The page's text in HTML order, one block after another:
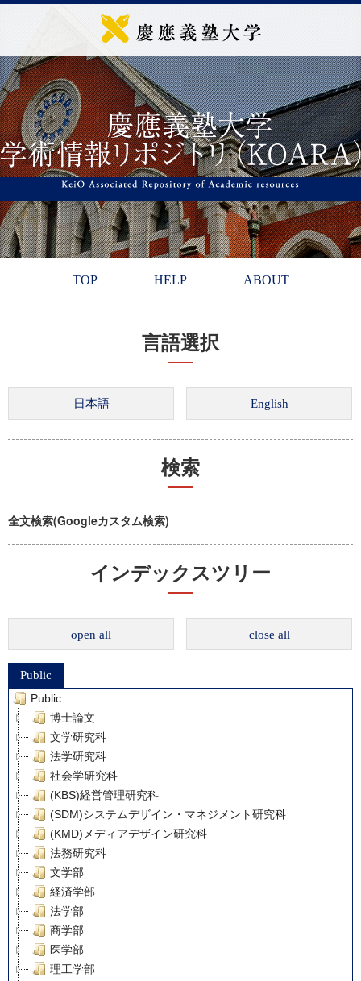
TOP HELP ABOUT
言語選択
検索
全文検索(Googleカスタム検索)
インデックスツリー
open all close all
Public
Public
博士論文
文学研究科
法学研究科
社会学研究科
(KBS)経営管理研究科
(SDM)システムデザイン・マネジメント研究科
(KMD)メディアデザイン研究科
法務研究科
文学部
経済学部
法学部
商学部
医学部
理工学部